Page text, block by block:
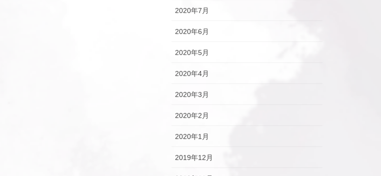
2020年7月
2020年6月
2020年5月
2020年4月
2020年3月
2020年2月
2020年1月
2019年12月